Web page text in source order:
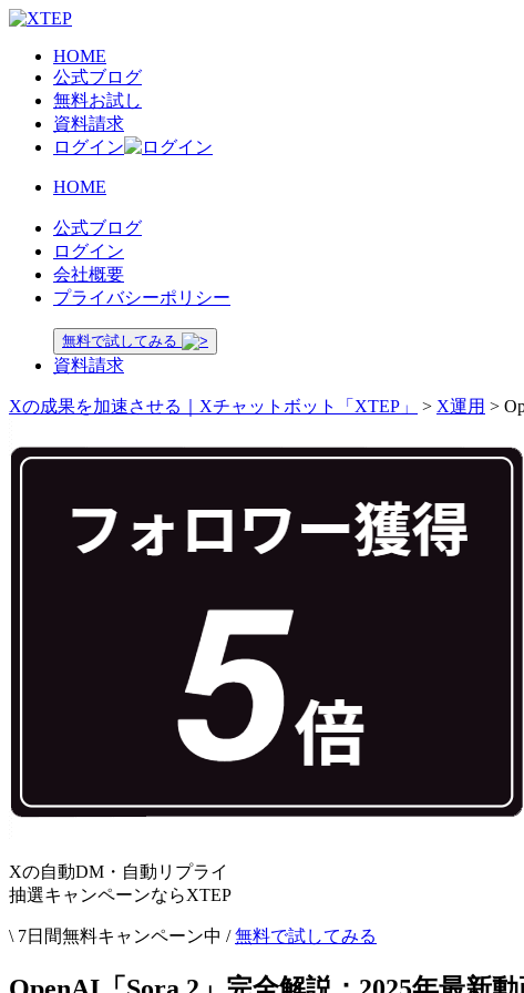
HOME
公式ブログ
無料お試し
資料請求
ログイン
HOME
公式ブログ
ログイン
会社概要
プライバシーポリシー
無料で試してみる
資料請求
Xの成果を加速させる｜Xチャットボット「XTEP」 > X運用 >
Xの自動DM・自動リプライ
抽選キャンペーンならXTEP
\ 7日間無料キャンペーン中 / 無料で試してみる